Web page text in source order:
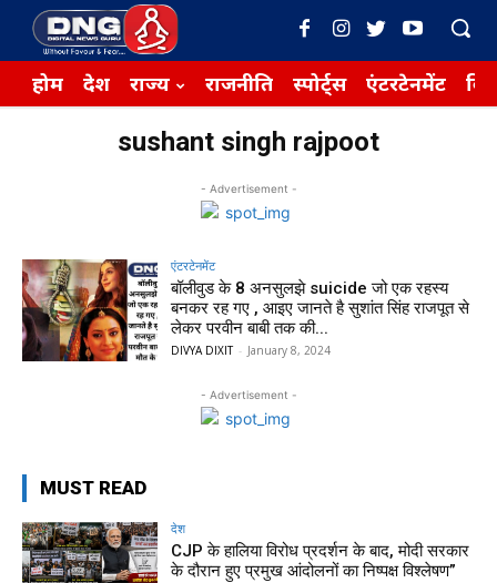
होम देश राज्य राजनीति स्पोर्ट्स एंटरटेनमेंट
sushant singh rajpoot
- Advertisement -
एंटरटेनमेंट
बॉलीवुड के 8 अनसुलझे suicide जो एक रहस्य
बनकर रह गए , आइए जानते है सुशांत सिंह राजपूत से
लेकर परवीन बाबी तक की...
DIVYA DIXIT - January 8, 2024
- Advertisement -
MUST READ
देश
CJP के हालिया विरोध प्रदर्शन के बाद, मोदी सरकार
के दौरान हुए प्रमुख आंदोलनों का निष्पक्ष विश्लेषण”